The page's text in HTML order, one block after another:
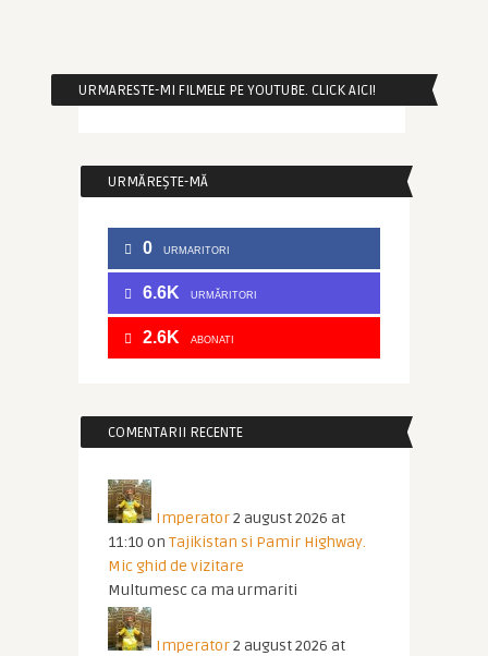
URMARESTE-MI FILMELE PE YOUTUBE. CLICK AICI!
URMĂREȘTE-MĂ
0 URMARITORI
6.6K URMĂRITORI
2.6K ABONATI
COMENTARII RECENTE
Imperator2 august 2026 at
11:10 on Tajikistan si Pamir Highway.
Mic ghid de vizitare
Multumesc ca ma urmariti
Imperator2 august 2026 at